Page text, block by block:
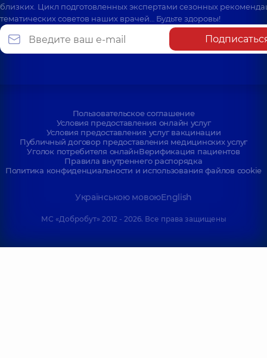
близких. Цикл подготовленных экспертами сезонных
тематических советов наших врачей… Будьте здоровы!
Пользовательское соглашение
Условия предоставления онлайн услуг
Условия предоставления услуг вакцинации
Публичный договор предоставления медицинских услуг
Уголок потребителя онлайнВерификация пациентов
Правила внутреннего распорядка
Политика конфиденциальности и использования файлов cookie
Українською мовоюEnglish
МС «Добробут» 2012 - 2026. Все права защищены